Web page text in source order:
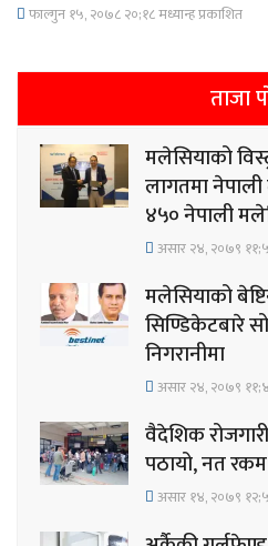
फाल्गुन १५, २०७८ २०;१८ मध्यान्ह प्रकाशित
ताजा
मलेसियाको
लागतमा
४५० नेपाली
असार २४, २०७९
मलेसियाको
सिण्डिकेटबारे
निगरानीमा
असार २४, २०७९
वैदेशिक
पठायो, नत रकम
असार १४, २०७९